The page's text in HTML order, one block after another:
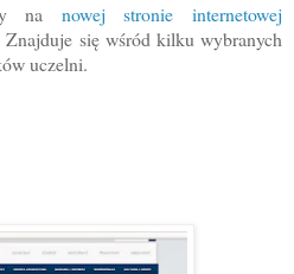
na nowej stronie internetowej
Znajduje się wśród kilku wybranych
uczelni.